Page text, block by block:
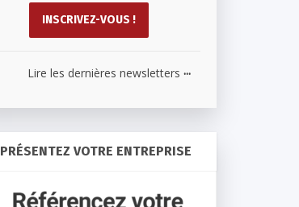
Lire les dernières newsletters ...
PRÉSENTEZ VOTRE ENTREPRISE